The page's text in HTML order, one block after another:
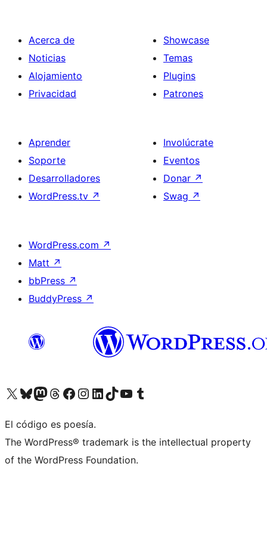
Acerca de
Noticias
Alojamiento
Privacidad
Showcase
Temas
Plugins
Patrones
Aprender
Soporte
Desarrolladores
WordPress.tv ↗
Involúcrate
Eventos
Donar ↗
Swag ↗
WordPress.com ↗
Matt ↗
bbPress ↗
BuddyPress ↗
Visita nuestra cuenta de X (anteriormente Twitter)
Visita nuestra cuenta de Bluesky
Visita nuestra cuenta de Mastodon
Visita nuestra cuenta de Threads
Visita nuestra página de Facebook
Visita nuestra cuenta de Instagram
Visita nuestra cuenta de LinkedIn
Visita nuestra cuenta de TikTok
Visita nuestro canal de YouTube
Visita nuestra cuenta de Tumblr
El código es poesía.
The WordPress® trademark is the intellectual property
of the WordPress Foundation.